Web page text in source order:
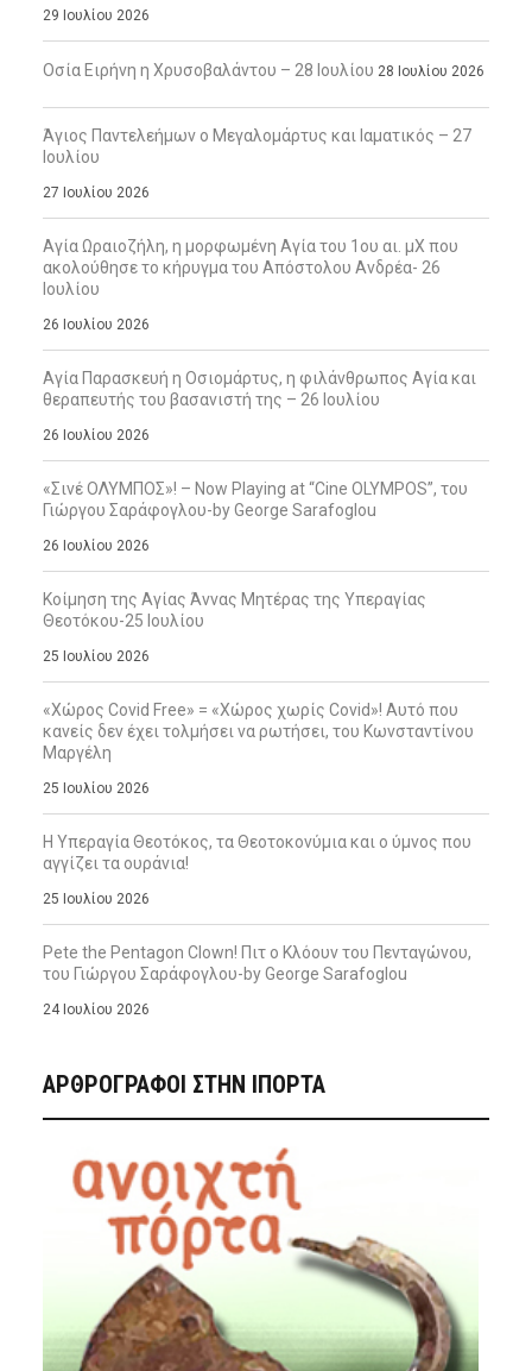
29 Ιουλίου 2026
Οσία Ειρήνη η Χρυσοβαλάντου – 28 Ιουλίου 28 Ιουλίου 2026
Άγιος Παντελεήμων ο Μεγαλομάρτυς και Ιαματικός – 27
Ιουλίου
27 Ιουλίου 2026
Αγία Ωραιοζήλη, η μορφωμένη Αγία του 1ου αι. μΧ που
ακολούθησε το κήρυγμα του Απόστολου Ανδρέα- 26
Ιουλίου
26 Ιουλίου 2026
Αγία Παρασκευή η Οσιομάρτυς, η φιλάνθρωπος Αγία και
θεραπευτής του βασανιστή της – 26 Ιουλίου
26 Ιουλίου 2026
«Σινέ ΟΛΥΜΠΟΣ»! – Now Playing at “Cine OLYMPOS”, του
Γιώργου Σαράφογλου-by George Sarafoglou
26 Ιουλίου 2026
Κοίμηση της Αγίας Άννας Μητέρας της Υπεραγίας
Θεοτόκου-25 Ιουλίου
25 Ιουλίου 2026
«Χώρος Covid Free» = «Χώρος χωρίς Covid»! Αυτό που
κανείς δεν έχει τολμήσει να ρωτήσει, του Κωνσταντίνου
Μαργέλη
25 Ιουλίου 2026
Η Υπεραγία Θεοτόκος, τα Θεοτοκονύμια και ο ύμνος που
αγγίζει τα ουράνια!
25 Ιουλίου 2026
Pete the Pentagon Clown! Πιτ ο Κλόουν του Πενταγώνου,
του Γιώργου Σαράφογλου-by George Sarafoglou
24 Ιουλίου 2026
ΑΡΘΡΟΓΡΑΦΟΙ ΣΤΗΝ IΠΟΡΤΑ